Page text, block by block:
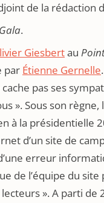
de la rédaction
Gala.
Giesbertau
par Étienne Gernelle.
pas ses
». Sous son
à la présidentielle
d’un site de
erreur
de l’équipe du
». A parti